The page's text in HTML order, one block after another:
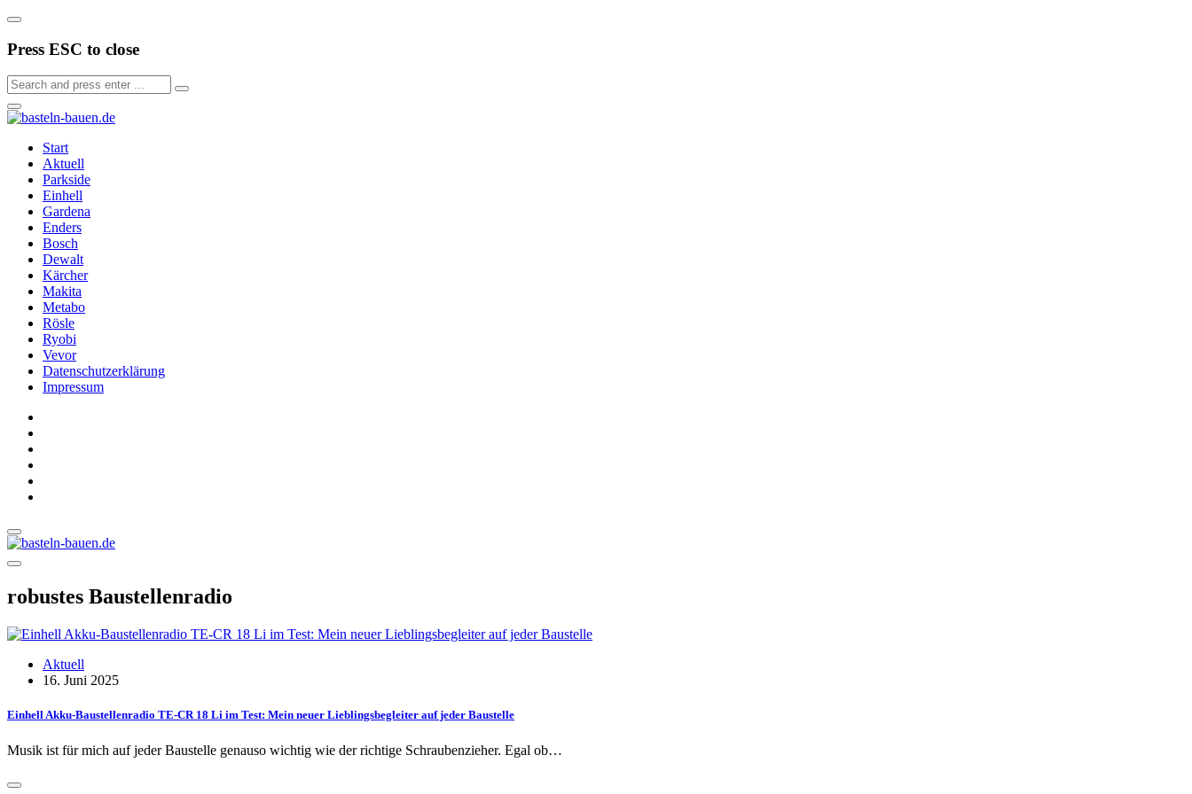
Press ESC to close
Start
Aktuell
Parkside
Einhell
Gardena
Enders
Bosch
Dewalt
Kärcher
Makita
Metabo
Rösle
Ryobi
Vevor
Datenschutzerklärung
Impressum
robustes Baustellenradio
Aktuell
16. Juni 2025
Einhell Akku-Baustellenradio TE-CR 18 Li im Test: Mein neuer Lieblingsbegleiter auf jeder Baustelle
Musik ist für mich auf jeder Baustelle genauso wichtig wie der richtige Schraubenzieher. Egal ob…